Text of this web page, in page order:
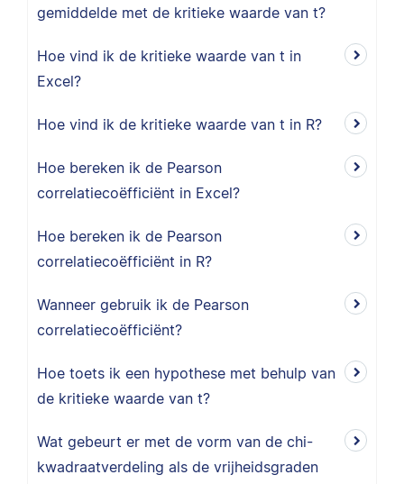
gemiddelde met de kritieke waarde van t?
Hoe vind ik de kritieke waarde van t in
Excel?
Hoe vind ik de kritieke waarde van t in R?
Hoe bereken ik de Pearson
correlatiecoëfficiënt in Excel?
Hoe bereken ik de Pearson
correlatiecoëfficiënt in R?
Wanneer gebruik ik de Pearson
correlatiecoëfficiënt?
Hoe toets ik een hypothese met behulp van
de kritieke waarde van t?
Wat gebeurt er met de vorm van de chi-
kwadraatverdeling als de vrijheidsgraden